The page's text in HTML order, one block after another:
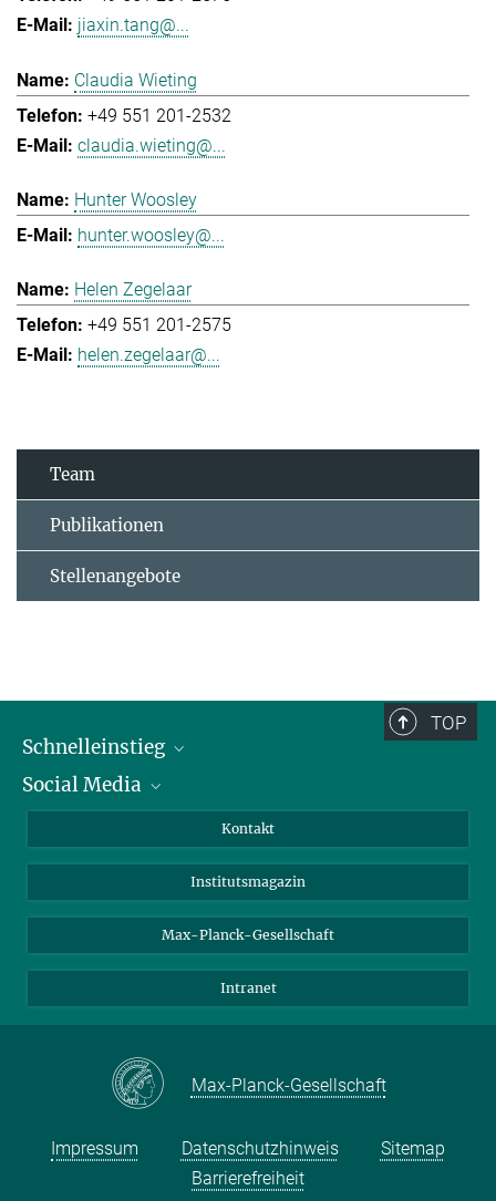
jiaxin.tang@...
Claudia Wieting
+49 551 201-2532
claudia.wieting@...
Hunter Woosley
hunter.woosley@...
Helen Zegelaar
+49 551 201-2575
helen.zegelaar@...
Team
Publikationen
Stellenangebote
TOP
Schnelleinstieg
Alumni
Fördernde
Schulen
Studierende
Social Media
Bluesky
Facebook
YouTube
Kontakt
Institutsmagazin
Max-Planck-Gesellschaft
Intranet
Max-Planck-Gesellschaft
Impressum Datenschutzhinweis
Sitemap
Barrierefreiheit